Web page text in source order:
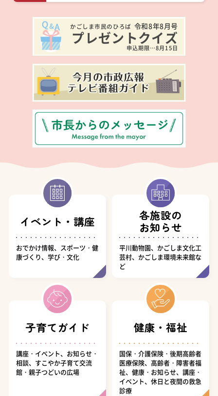
かごしま市民のひろば 令和8年8月号
プレゼントクイズ
申込期限…8月15日
イベント・講座
おでかけ情報、スポーツ・健
康づくり、学び・文化
各施設の
お知らせ
平川動物園、かごしま文化工
芸村、かごしま環境未来館な
ど
子育てガイド
講座・イベント、お知らせ・
相談、すこやか子育て交流
館・親子つどいの広場
健康・福祉
国保・介護保険・後期高齢者
医療保険、高齢者・障害者福
祉、健康・お知らせ、講座・
イベント、休日と夜間の救急
診療